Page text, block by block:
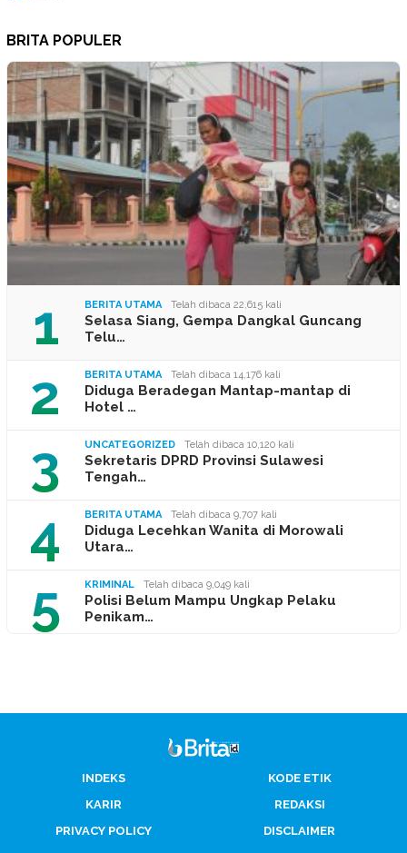
BRITA POPULER
1 BERITA UTAMA Telah dibaca 22,615 kali
Selasa Siang, Gempa Dangkal Guncang
Telu…
2 BERITA UTAMA Telah dibaca 14,176 kali
Diduga Beradegan Mantap-mantap di
Hotel …
3 UNCATEGORIZED Telah dibaca 10,120 kali
Sekretaris DPRD Provinsi Sulawesi
Tengah…
4 BERITA UTAMA Telah dibaca 9,707 kali
Diduga Lecehkan Wanita di Morowali
Utara…
5 KRIMINAL Telah dibaca 9,049 kali
Polisi Belum Mampu Ungkap Pelaku
Penikam…
INDEKS
KODE ETIK
KARIR
REDAKSI
PRIVACY POLICY
DISCLAIMER